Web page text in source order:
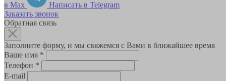
в Max
Написать в Telegram
Заказать звонок
Обратная связь
Заполните форму, и мы свяжемся с Вами в ближайшее время
Ваше имя *
Телефон *
E-mail